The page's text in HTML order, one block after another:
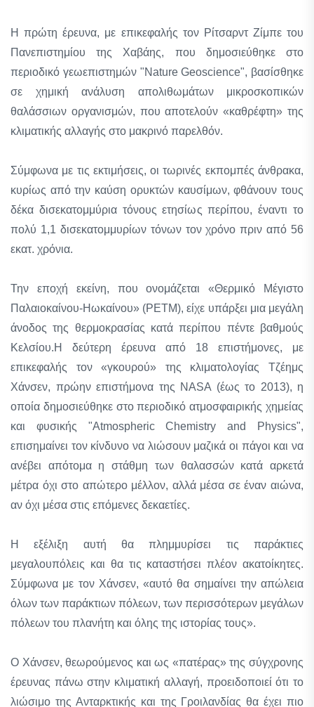
Η πρώτη έρευνα, με επικεφαλής τον Ρίτσαρντ Ζίμπε του
Πανεπιστημίου της Χαβάης, που δημοσιεύθηκε στο
περιοδικό γεωεπιστημών "Nature Geoscience", βασίσθηκε
σε χημική ανάλυση απολιθωμάτων μικροσκοπικών
θαλάσσιων οργανισμών, που αποτελούν «καθρέφτη» της
κλιματικής αλλαγής στο μακρινό παρελθόν.
Σύμφωνα με τις εκτιμήσεις, οι τωρινές εκπομπές άνθρακα,
κυρίως από την καύση ορυκτών καυσίμων, φθάνουν τους
δέκα δισεκατομμύρια τόνους ετησίως περίπου, έναντι το
πολύ 1,1 δισεκατομμυρίων τόνων τον χρόνο πριν από 56
εκατ. χρόνια.
Την εποχή εκείνη, που ονομάζεται «Θερμικό Μέγιστο
Παλαιοκαίνου-Ηωκαίνου» (ΡΕΤΜ), είχε υπάρξει μια μεγάλη
άνοδος της θερμοκρασίας κατά περίπου πέντε βαθμούς
Κελσίου.Η δεύτερη έρευνα από 18 επιστήμονες, με
επικεφαλής τον «γκουρού» της κλιματολογίας Τζέημς
Χάνσεν, πρώην επιστήμονα της NASA (έως το 2013), η
οποία δημοσιεύθηκε στο περιοδικό ατμοσφαιρικής χημείας
και φυσικής "Atmospheric Chemistry and Physics",
επισημαίνει τον κίνδυνο να λιώσουν μαζικά οι πάγοι και να
ανέβει απότομα η στάθμη των θαλασσών κατά αρκετά
μέτρα όχι στο απώτερο μέλλον, αλλά μέσα σε έναν αιώνα,
αν όχι μέσα στις επόμενες δεκαετίες.
Η εξέλιξη αυτή θα πλημμυρίσει τις παράκτιες
μεγαλουπόλεις και θα τις καταστήσει πλέον ακατοίκητες.
Σύμφωνα με τον Χάνσεν, «αυτό θα σημαίνει την απώλεια
όλων των παράκτιων πόλεων, των περισσότερων μεγάλων
πόλεων του πλανήτη και όλης της ιστορίας τους».
Ο Χάνσεν, θεωρούμενος και ως «πατέρας» της σύγχρονης
έρευνας πάνω στην κλιματική αλλαγή, προειδοποιεί ότι το
λιώσιμο της Ανταρκτικής και της Γροιλανδίας θα έχει πιο